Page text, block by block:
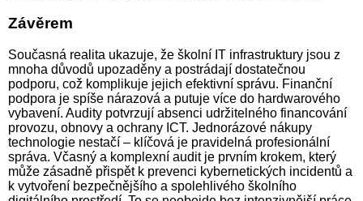
Závěrem
Současná realita ukazuje, že školní IT infrastruktury jsou z
mnoha důvodů upozaděny a postrádají dostatečnou
podporu, což komplikuje jejich efektivní správu. Finanční
podpora je spíše nárazová a putuje více do hardwarového
vybavení. Audity potvrzují absenci udržitelného financování
provozu, obnovy a ochrany ICT. Jednorázové nákupy
technologie nestačí – klíčová je pravidelná profesionální
správa. Včasný a komplexní audit je prvním krokem, který
může zásadně přispět k prevenci kybernetických incidentů a
k vytvoření bezpečnějšího a spolehlivého školního